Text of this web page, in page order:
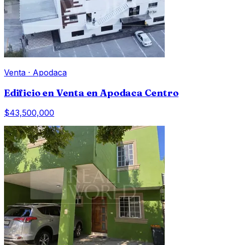
Venta · Apodaca
Edificio en Venta en Apodaca Centro
$43,500,000